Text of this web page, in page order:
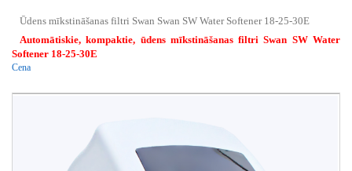
Ūdens mīkstināšanas filtri Swan Swan SW Water Softener 18-25-30E
Automātiskie, kompaktie, ūdens mīkstināšanas filtri Swan SW Water
Softener 18-25-30E
Cena